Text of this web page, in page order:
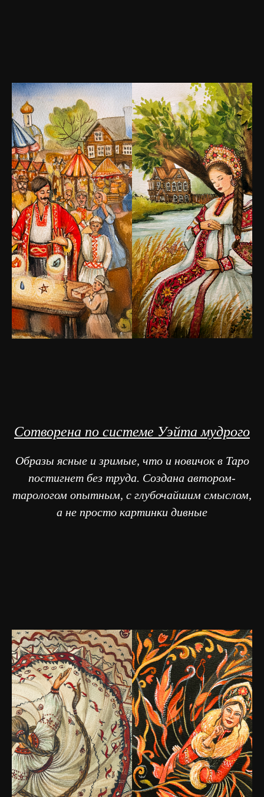
Сотворена по системе Уэйта мудрого
Образы ясные и зримые, что и новичок в Таро
постигнет без труда. Создана автором-
тарологом опытным, с глубочайшим смыслом,
а не просто картинки дивные